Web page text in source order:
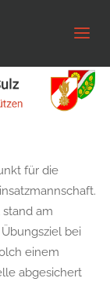
für die
stand am
bei
einem
abgesichert